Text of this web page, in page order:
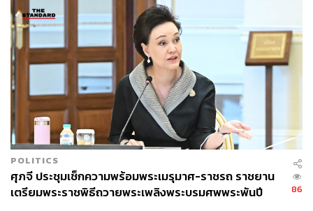
POLITICS
ศุภจี ประชุมเช็กความพร้อมพระเมรุมาศ-ราชรถ ราชยาน
เตรียมพระราชพิธีถวายพระเพลิงพระบรมศพพระพันปี
86